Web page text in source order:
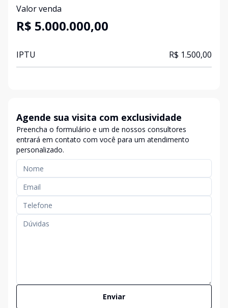
Valor venda
R$ 5.000.000,00
IPTU R$ 1.500,00
Agende sua visita com exclusividade
Preencha o formulário e um de nossos consultores
entrará em contato com você para um atendimento
personalizado.
Enviar